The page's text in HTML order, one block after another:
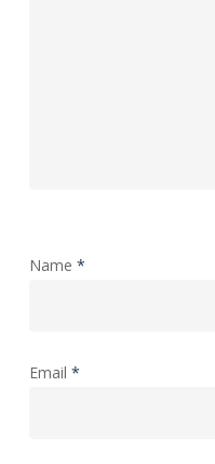
Name *
Email *